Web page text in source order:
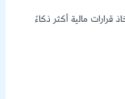
قرارات مالية أكثر ذكاءً